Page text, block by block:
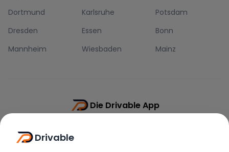
Dortmund
Karlsruhe
Potsdam
Dresden
Essen
Bonn
Mannheim
Wiesbaden Mainz
Die Drivable App
Drivable